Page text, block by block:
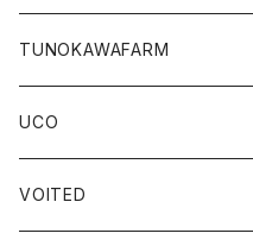
TUNOKAWAFARM
UCO
VOITED